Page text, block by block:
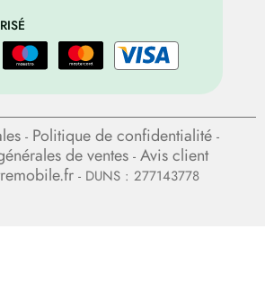
- Politique de confidentialité -
de ventes - Avis client
- DUNS : 277143778